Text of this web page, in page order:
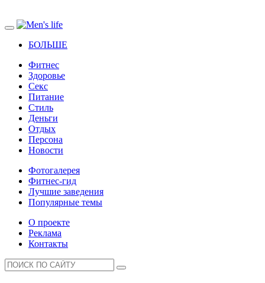
БОЛЬШЕ
Фитнес
Здоровье
Секс
Питание
Стиль
Деньги
Отдых
Персона
Новости
Фотогалерея
Фитнес-гид
Лучшие заведения
Популярные темы
О проекте
Реклама
Контакты